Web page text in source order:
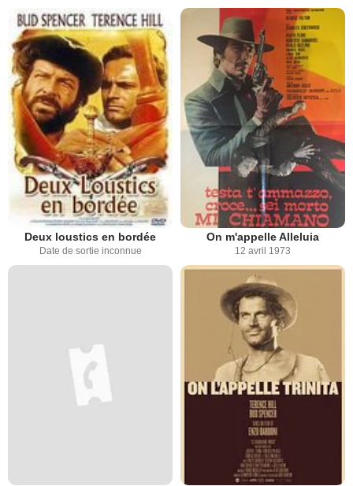
Deux loustics en bordée
Date de sortie inconnue
On m'appelle Alleluia
12 avril 1973